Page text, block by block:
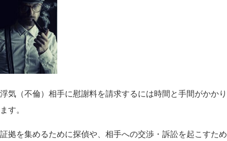
浮気（不倫）相手に慰謝料を請求するには時間と手間がかかり
ます。
証拠を集めるために探偵や、相手への交渉・訴訟を起こすため